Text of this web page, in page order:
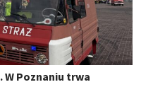
W Poznaniu trwa